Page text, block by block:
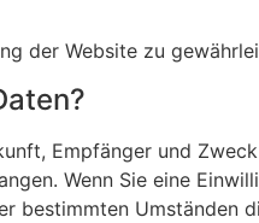
der Website zu
Empfänger und
Wenn Sie eine
bestimmten Umständen